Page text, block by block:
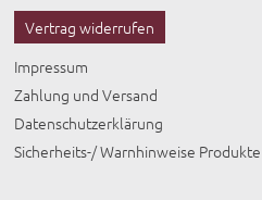
Vertrag widerrufen
Impressum
Zahlung und Versand
Datenschutzerklärung
Sicherheits-/ Warnhinweise Produkte